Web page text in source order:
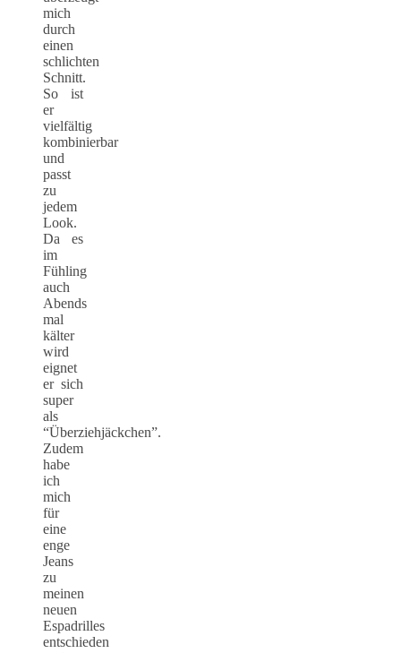
mich
durch
einen
schlichten
Schnitt.
So ist
er
vielfältig
kombinierbar
und
passt
zu
jedem
Look.
Da es
im
Fühling
auch
Abends
mal
kälter
wird
eignet
er sich
super
als
“Überziehjäckchen”.
Zudem
habe
ich
mich
für
eine
enge
Jeans
zu
meinen
neuen
Espadrilles
entschieden